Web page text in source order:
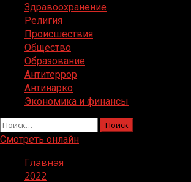
Здравоохранение
Религия
Происшествия
Общество
Образование
Антитеррор
Антинарко
Экономика и финансы
Найти:
Смотреть онлайн
Главная
2022